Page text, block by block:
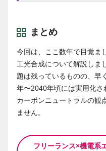
まとめ
今回は、ここ数年で目覚ま
工光合成について解説しま
題は残っているものの、早
年〜2040年頃には実用化
カーボンニュートラルの観
ません。
フリーランス×機電系